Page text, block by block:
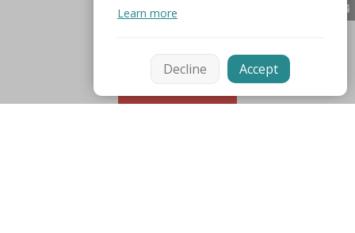
Sortieren
Learn more
Decline Accept